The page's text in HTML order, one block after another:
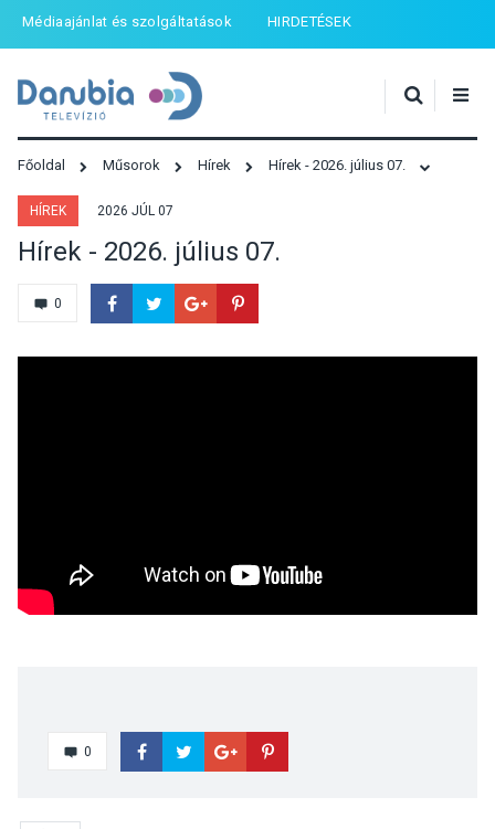
Médiaajánlat és szolgáltatások HIRDETÉSEK
Főoldal Műsorok Hírek Hírek - 2026. július 07.
HÍREK 2026 JÚL 07
Hírek - 2026. július 07.
0
0